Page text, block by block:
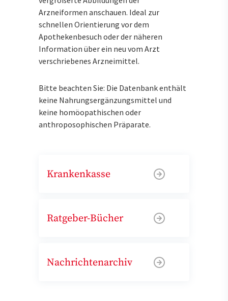
Arzneiformen anschauen. Ideal zur
schnellen Orientierung vor dem
Apothekenbesuch oder der näheren
Information über ein neu vom Arzt
verschriebenes Arzneimittel.
Bitte beachten Sie: Die Datenbank enthält
keine Nahrungsergänzungsmittel und
keine homöopathischen oder
anthroposophischen Präparate.
Krankenkasse
Ratgeber-Bücher
Nachrichtenarchiv